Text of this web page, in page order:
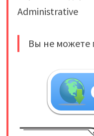
Administrative
Вы не можете